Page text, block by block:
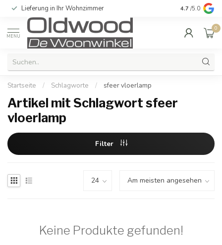
Lieferung in Ihr Wohnzimmer Qualität und
4.7 /5.0
MENU
0
Startseite / Schlagworte / sfeer vloerlamp
Artikel mit Schlagwort sfeer
vloerlamp
Filter
Keine Produkte gefunden!